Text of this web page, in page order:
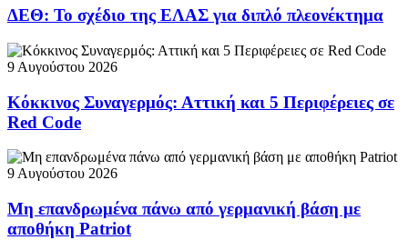
ΔΕΘ: Το σχέδιο της ΕΛΑΣ για διπλό πλεονέκτημα
9 Αυγούστου 2026
Κόκκινος Συναγερμός: Αττική και 5 Περιφέρειες σε
Red Code
9 Αυγούστου 2026
Μη επανδρωμένα πάνω από γερμανική βάση με
αποθήκη Patriot